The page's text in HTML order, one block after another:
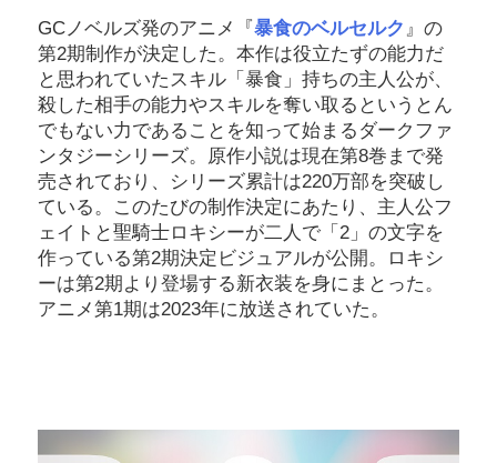
GCノベルズ発のアニメ『 暴食のベルセルク 』の
第2期制作が決定した。本作は役立たずの能力だ
と思われていたスキル「暴食」持ちの主人公が、
殺した相手の能力やスキルを奪い取るというとん
でもない力であることを知って始まるダークファ
ンタジーシリーズ。原作小説は現在第8巻まで発
売されており、シリーズ累計は220万部を突破し
ている。このたびの制作決定にあたり、主人公フ
ェイトと聖騎士ロキシーが二人で「2」の文字を
作っている第2期決定ビジュアルが公開。ロキシ
ーは第2期より登場する新衣装を身にまとった。
アニメ第1期は2023年に放送されていた。